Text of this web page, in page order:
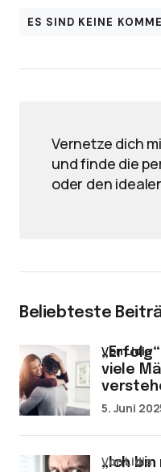
ES SIND KEINE
Vernetze dich
und finde die
oder den
Beliebteste
viele
von Lidia
5. Juni
„Ich
von Lidia